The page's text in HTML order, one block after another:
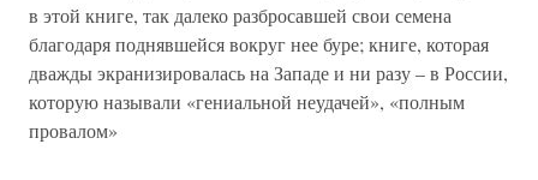
в этой книге, так далеко разбросавшей свои семена
благодаря поднявшейся вокруг нее буре; книге, которая
дважды экранизировалась на Западе и ни разу – в России,
которую называли «гениальной неудачей», «полным
провалом»